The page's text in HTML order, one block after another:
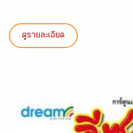
ดูรายละเอียด